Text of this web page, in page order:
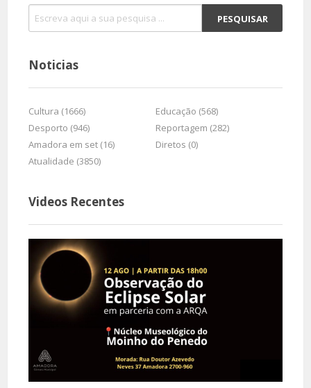
Noticias
Cultura (1666)
Educação (568)
Desporto (946)
Reportagem (282)
Amadora em set (16)
Diretos (0)
Atualidade (3850)
Videos Recentes